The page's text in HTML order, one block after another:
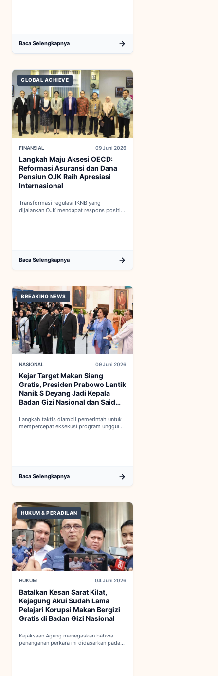
Baca Selengkapnya
GLOBAL ACHIEVE
FINANSIAL 09 Juni 2026
Langkah Maju Aksesi OECD:
Reformasi Asuransi dan Dana
Pensiun OJK Raih Apresiasi
Internasional
Transformasi regulasi IKNB yang
dijalankan OJK mendapat respons positif
Baca Selengkapnya
BREAKING NEWS
NASIONAL 09 Juni 2026
Kejar Target Makan Siang
Gratis, Presiden Prabowo Lantik
Nanik S Deyang Jadi Kepala
Badan Gizi Nasional dan Said
Langkah taktis diambil pemerintah untuk
mempercepat eksekusi program unggulan
Baca Selengkapnya
HUKUM & PERADILAN
HUKUM 04 Juni 2026
Batalkan Kesan Sarat Kilat,
Kejagung Akui Sudah Lama
Pelajari Korupsi Makan Bergizi
Gratis di Badan Gizi Nasional
Kejaksaan Agung menegaskan bahwa
penanganan perkara ini didasarkan pada